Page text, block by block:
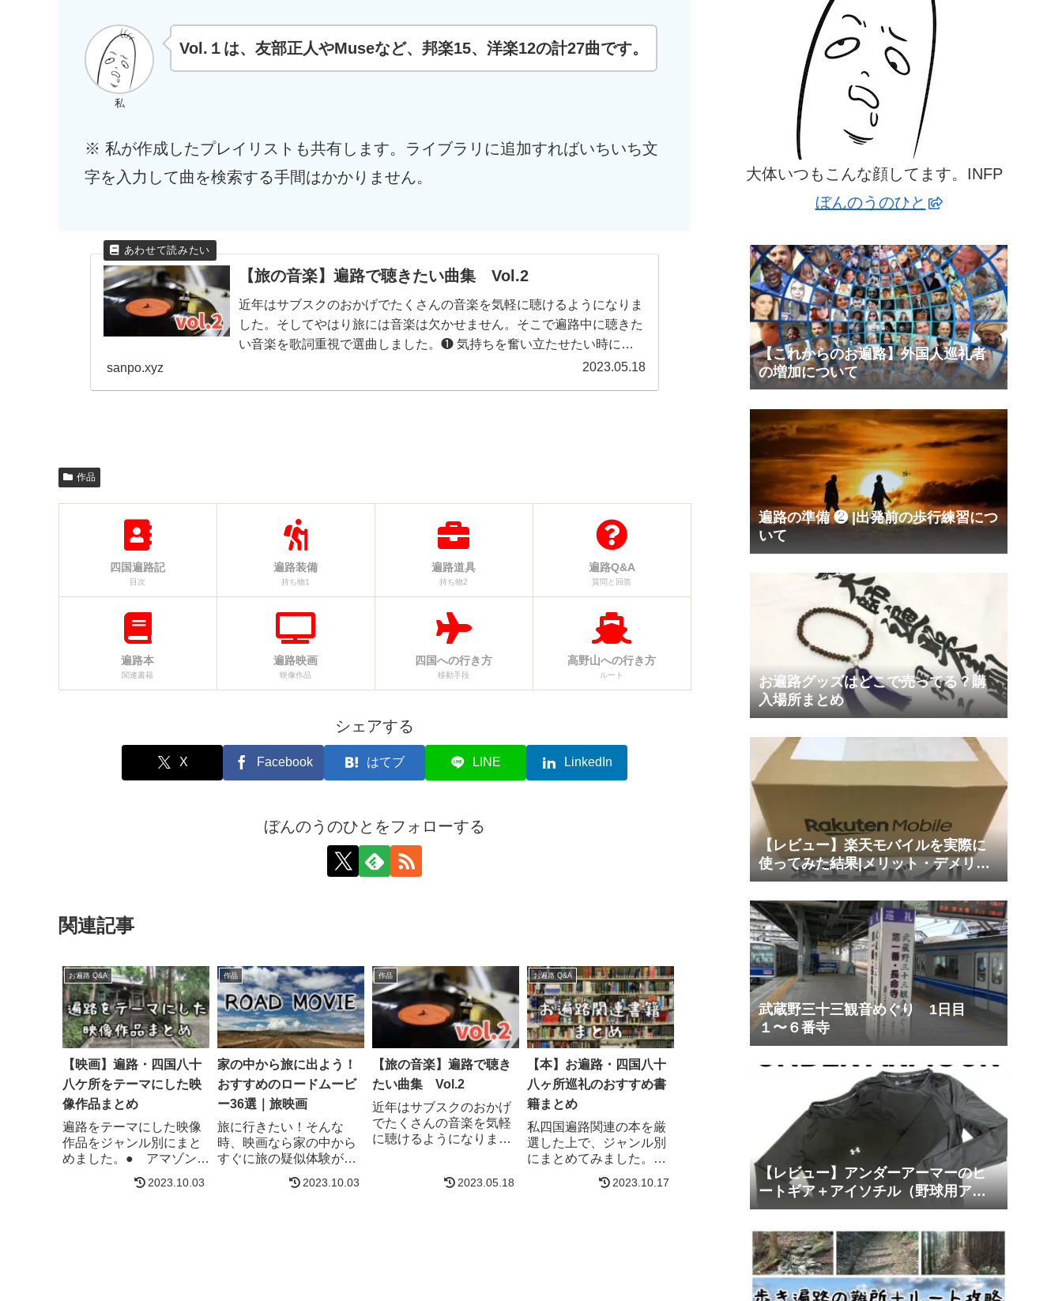
私
Vol.１は、友部正人やMuseなど、邦楽15、洋楽12の計27曲です。
※ 私が作成したプレイリストも共有します。ライブラリに追加すればいちいち文
字を入力して曲を検索する手間はかかりません。
【旅の音楽】遍路で聴きたい曲集 Vol.2
近年はサブスクのおかげでたくさんの音楽を気軽に聴けるようになりま
した。そしてやはり旅には音楽は欠かせません。そこで遍路中に聴きた
い音楽を歌詞重視で選曲しました。❶ 気持ちを奮い立たせたい時に
sanpo.xyz 2023.05.18
作品
四国遍路記
目次
遍路装備
持ち物1
遍路道具
持ち物2
遍路Q&A
質問と回答
遍路本
関連書籍
遍路映画
映像作品
四国への行き方
移動手段
高野山への行き方
ルート
シェアする
X Facebook はてブ LINE LinkedIn
ぼんのうのひとをフォローする
関連記事
お遍路 Q&A
【映画】遍路・四国八十
八ケ所をテーマにした映
像作品まとめ
遍路をテーマにした映像
作品をジャンル別にまと
めました。● アマゾンプ
ライムビデオプライム会
員の特典の１つであるア
2023.10.03
作品
家の中から旅に出よう！
おすすめのロードムービ
ー36選｜旅映画
旅に行きたい！そんな
時、映画なら家の中から
すぐに旅の疑似体験がで
きます。そこで洋画・邦
画を問わず、オススメの
2023.10.03
作品
【旅の音楽】遍路で聴き
たい曲集 Vol.2
近年はサブスクのおかげ
でたくさんの音楽を気軽
に聴けるようになりまし
こで遍路中に聴きたい音
2023.05.18
お遍路 Q&A
【本】お遍路・四国八十
八ヶ所巡礼のおすすめ書
籍まとめ
私四国遍路関連の本を厳
選した上で、ジャンル別
にまとめてみました。
Amazon電子書籍用端末
▶︎ Kindle（モノクロ・防
2023.10.17
大体いつもこんな顔してます。INFP
ぼんのうのひと
【これからのお遍路】外国人巡礼者
の増加について
遍路の準備 ❷ |出発前の歩行練習につ
いて
お遍路グッズはどこで売ってる？購
入場所まとめ
【レビュー】楽天モバイルを実際に
使ってみた結果|メリット・デメリッ
トは？
武蔵野三十三観音めぐり 1日目
１〜６番寺
【レビュー】アンダーアーマーのヒ
ートギア＋アイソチル（野球用アン
ダーシャツ）は運動用ベースレイヤ
ーに最適！